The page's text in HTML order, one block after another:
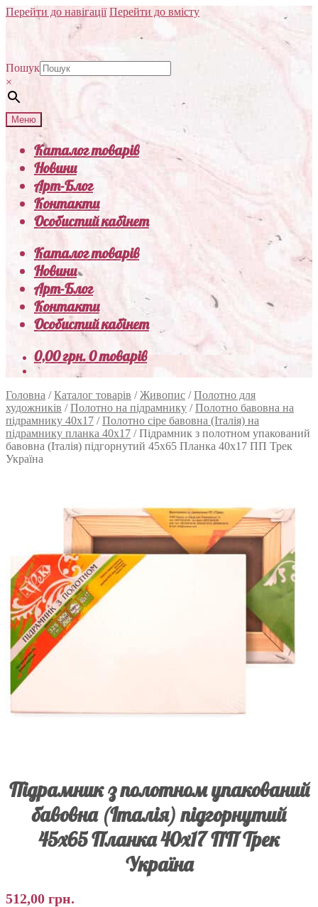
Перейти до навігації Перейти до вмісту
Пошук
×
Меню
Каталог товарів
Новини
Арт-Блог
Контакти
Особистий кабінет
Каталог товарів
Новини
Арт-Блог
Контакти
Особистий кабінет
0,00грн.0 товарів
Головна /Каталог товарів /Живопис /Полотно для
художників /Полотно на підрамнику /Полотно бавовна на
підрамнику 40х17 /Полотно сіре бавовна (Італія) на
підрамнику планка 40х17 /Підрамник з полотном упакований
бавовна (Італія) підгорнутий 45х65 Планка 40х17 ПП Трек
Україна
Підрамник з полотном упакований
бавовна (Італія) підгорнутий
45х65 Планка 40х17 ПП Трек
Україна
512,00 грн.